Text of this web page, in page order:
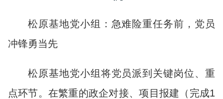
松原基地党小组 ： 急难险重任务前，党员
冲锋勇当先
松原基地党小组将党员派到关键岗位、重
点环节。在繁重的政企对接、项目报建（完成1